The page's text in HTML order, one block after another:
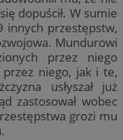
dopuścił. W sumie
innych przestępstw,
Mundurowi
przez niego
niego, jak i te,
usłyszał już
zastosował wobec
grozi mu